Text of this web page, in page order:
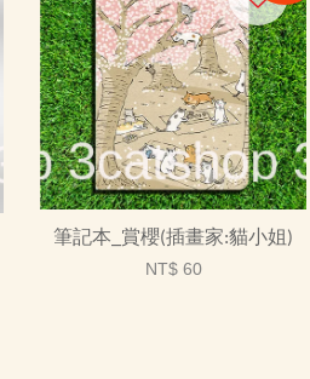
筆記本_賞櫻(插畫家:貓小姐)
NT$ 60